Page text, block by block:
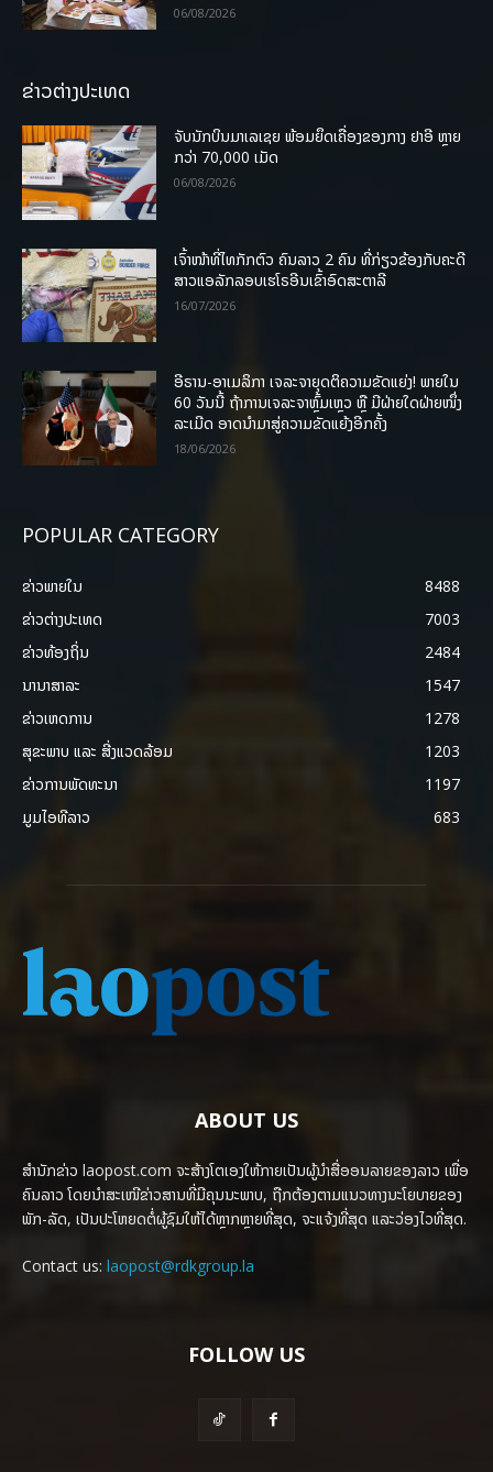
06/08/2026
ຂ່າວຕ່າງປະເທດ
ຈັບນັກບິນມາເລເຊຍ ພ້ອມຍຶດເຄື່ອງຂອງກາງ ຢາອີ ຫຼາຍ
ກວ່າ 70,000 ເມັດ
06/08/2026
ເຈົ້າໜ້າທີ່ໄທກັກຕົວ ຄົນລາວ 2 ຄົນ ທີ່ກ່ຽວຂ້ອງກັບຄະດີ
ສາວແອລັກລອບເຮໂຣອີນເຂົ້າອົດສະຕາລີ
16/07/2026
ອີຣານ-ອາເມລິກາ ເຈລະຈາຍຸດຕິຄວາມຂັດແຍ່ງ! ພາຍໃນ
60 ວັນນີ້ ຖ້າການເຈລະຈາຫຼົ້ມເຫຼວ ຫຼື ມີຝ່າຍໃດຝ່າຍໜຶ່ງ
ລະເມີດ ອາດນໍາມາສູ່ຄວາມຂັດແຍ້ງອີກຄັ້ງ
18/06/2026
POPULAR CATEGORY
ຂ່າວພາຍ​ໃນ
8488
ຂ່າວຕ່າງປະເທດ
7003
ຂ່າວທ້ອງຖິ່ນ
2484
ນານາສາລະ
1547
ຂ່າວເຫດການ
1278
ສຸຂະພາບ ແລະ ສີ່ງແວດລ້ອມ
1203
ຂ່າວການພັດທະນາ
1197
ມູມໄອທີລາວ
683
ABOUT US
ສຳນັກຂ່າວ laopost.com ຈະສ້າງໂຕເອງໃຫ້ກາຍເປັນຜູ້ນຳສື່ອອນລາຍຂອງລາວ ເພື່ອ
ຄົນລາວ ໂດຍນຳສະເໜີຂ່າວສານທີ່ມີຄຸນນະພາບ, ຖືກຕ້ອງຕາມແນວທາງນະໂຍບາຍຂອງ
ພັກ-ລັດ, ເປັນປະໂຫຍດຕໍ່ຜູ້ຊົມໃຫ້ໄດ້ຫຼາກຫຼາຍທີ່ສຸດ, ຈະແຈ້ງທີ່ສຸດ ແລະວ່ອງໄວທີ່ສຸດ.
Contact us: laopost@rdkgroup.la
FOLLOW US